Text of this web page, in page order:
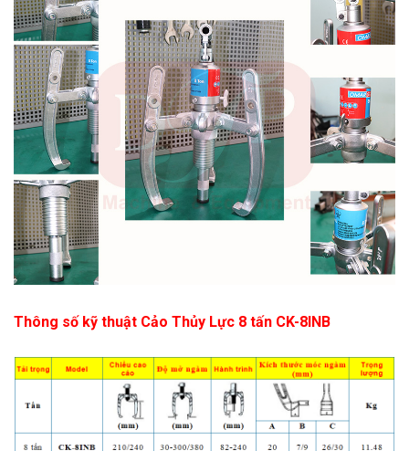
Thông số kỹ thuật Cảo Thủy Lực 8 tấn CK-8INB